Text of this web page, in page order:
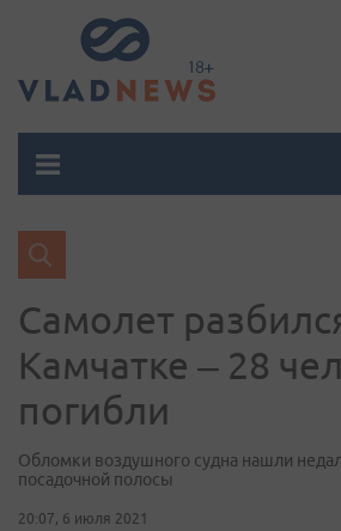
Самолет
Камчатке – 28
погибли
Обломки воздушного судна нашли
посадочной полосы
20:07, 6 июля 2021